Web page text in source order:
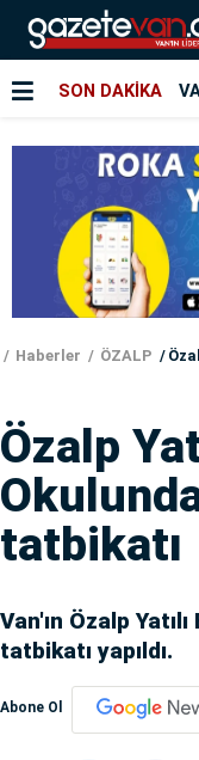
SON DAKİKA
Haberler ÖZALP
Özalp
tatbikatı
Van'ın Özalp
tatbikatı yapıldı.
Abone Ol